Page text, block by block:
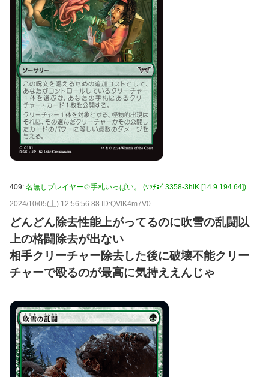
409: 名無しプレイヤー＠手札いっぱい。 (ﾜｯﾁｮｲ 3358-3hiK [14.9.194.64])
2024/10/05(土) 12:56:56.88 ID:QVlK4m7V0
どんどん除去性能上がってるのに吹雪の乱闘以
上の格闘除去が出ない
相手クリーチャー除去した後に破壊不能クリー
チャーで殴るのが最高に気持ええんじゃ